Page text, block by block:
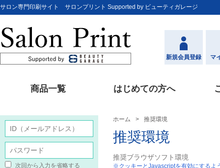
サロン専門印刷サイト サロンプリント Supported by ビューティガレージ
新規会員登録 マ
商品一覧 はじめての方へ
ホーム 推奨環境
推奨環境
推奨ブラウザソフト環境
※クッキーとJavascriptを有効にするよ
次回から入力を省略する